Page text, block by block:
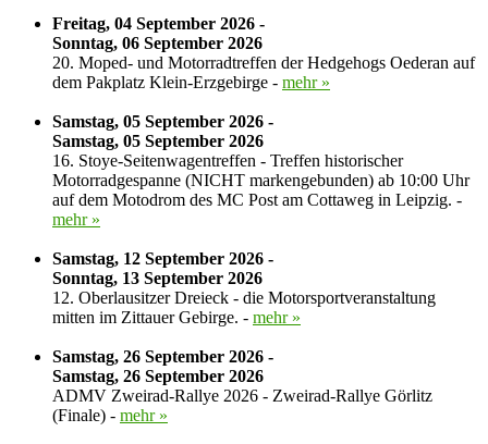
Freitag, 04 September 2026 -
Sonntag, 06 September 2026
20. Moped- und Motorradtreffen der Hedgehogs Oederan auf
dem Pakplatz Klein-Erzgebirge - mehr »
Samstag, 05 September 2026 -
Samstag, 05 September 2026
16. Stoye-Seitenwagentreffen - Treffen historischer
Motorradgespanne (NICHT markengebunden) ab 10:00 Uhr
auf dem Motodrom des MC Post am Cottaweg in Leipzig. -
mehr »
Samstag, 12 September 2026 -
Sonntag, 13 September 2026
12. Oberlausitzer Dreieck - die Motorsportveranstaltung
mitten im Zittauer Gebirge. - mehr »
Samstag, 26 September 2026 -
Samstag, 26 September 2026
ADMV Zweirad-Rallye 2026 - Zweirad-Rallye Görlitz
(Finale) - mehr »